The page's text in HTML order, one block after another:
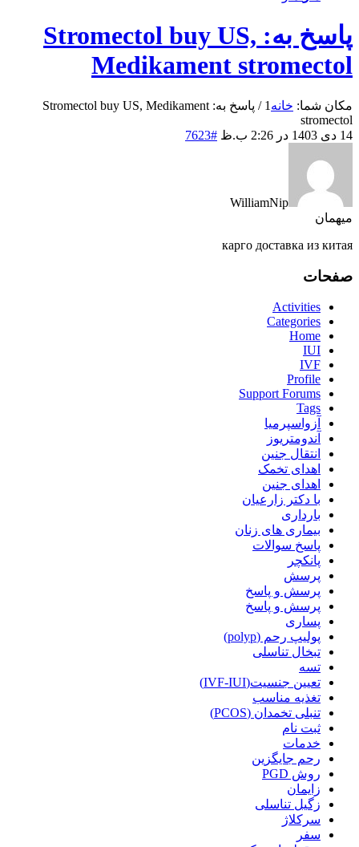
پاسخ به: Stromectol buy US,
Medikament stromectol
مکان شما: خانه 1
/
پاسخ به: Stromectol buy US, Medikament
stromectol
14 دی 1403 در 2:26 ب.ظ
#7623
WilliamNip
میهمان
карго доставка из китая
صفحات
Activities
Categories
Home
IUI
IVF
Profile
Support Forums
Tags
آزواسپرمیا
آندومتریوز
انتقال جنین
اهدای تخمک
اهدای جنین
با دکتر زارعیان
بارداری
بیماری های زنان
پاسخ سوالات
پانکچر
پرسش
پرسش و پاسخ
پرسش و پاسخ
پساری
پولیپ رحم (polyp)
تبخال تناسلی
تسه
تعیین جنسیت(IVF-IUI)
تغذیه مناسب
تنبلی تخمدان (PCOS)
ثبت نام
خدمات
رحم جایگزین
روش PGD
زایمان
زگیل تناسلی
سرکلاژ
سفر